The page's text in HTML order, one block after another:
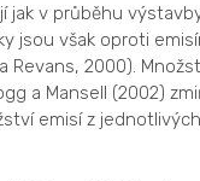
jak v průběhu
jsou však oproti
Revans, 2000).
a Mansell (2002)
emisí z